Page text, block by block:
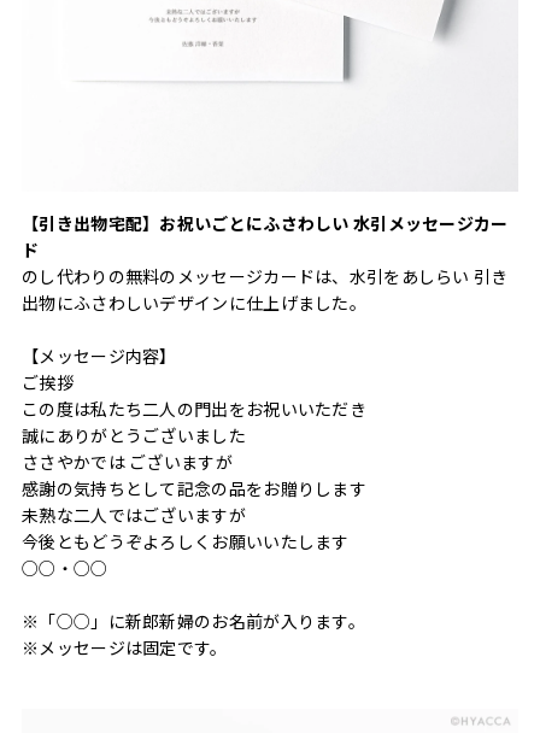
【引き出物宅配】お祝いごとにふさわしい 水引メッセージカー
ド
のし代わりの無料のメッセージカードは、水引をあしらい 引き
出物にふさわしいデザインに仕上げました。
【メッセージ内容】
ご挨拶
この度は私たち二人の門出をお祝いいただき
誠にありがとうございました
ささやかでは ございますが
感謝の気持ちとして記念の品をお贈りします
未熟な二人ではございますが
今後ともどうぞよろしくお願いいたします
○○・○○
※「○○」に新郎新婦のお名前が入ります。
※メッセージは固定です。